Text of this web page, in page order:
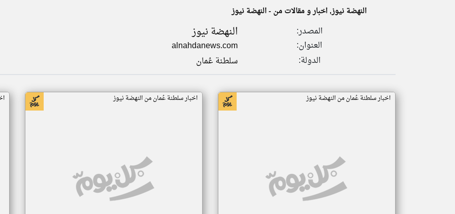
النهضة نيوز, اخبار و مقالات من - النهضة نيوز
المصدر: النهضة نيوز
العنوان:
alnahdanews.com
الدولة:
سلطنة عُمان
اخبار سلطنة عُمان من النهضة نيوز اخبار سلطنة عُمان من النهضة نيوز